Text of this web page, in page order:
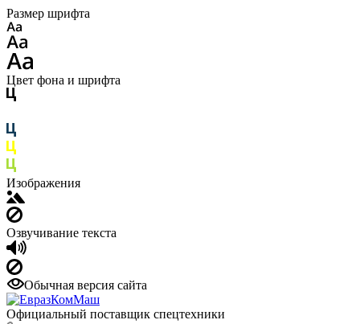
Размер шрифта
Цвет фона и шрифта
Изображения
Озвучивание текста
Обычная версия сайта
Официальный поставщик спецтехники